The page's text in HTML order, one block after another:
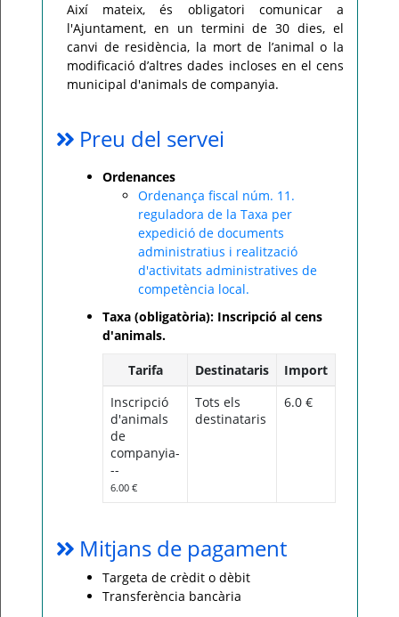
Així mateix, és obligatori comunicar a
l'Ajuntament, en un termini de 30 dies, el
canvi de residència, la mort de l’animal o la
modificació d’altres dades incloses en el cens
municipal d'animals de companyia.
Preu del servei
Ordenances
Ordenança fiscal núm. 11.
reguladora de la Taxa per
expedició de documents
administratius i realització
d'activitats administratives de
competència local.
Taxa (obligatòria): Inscripció al cens
d'animals.
Tarifa Destinataris
Import
Inscripció
d'animals
de
companyia-
--
6.00 €
Tots els
destinataris
6.0 €
Mitjans de pagament
Targeta de crèdit o dèbit
Transferència bancària